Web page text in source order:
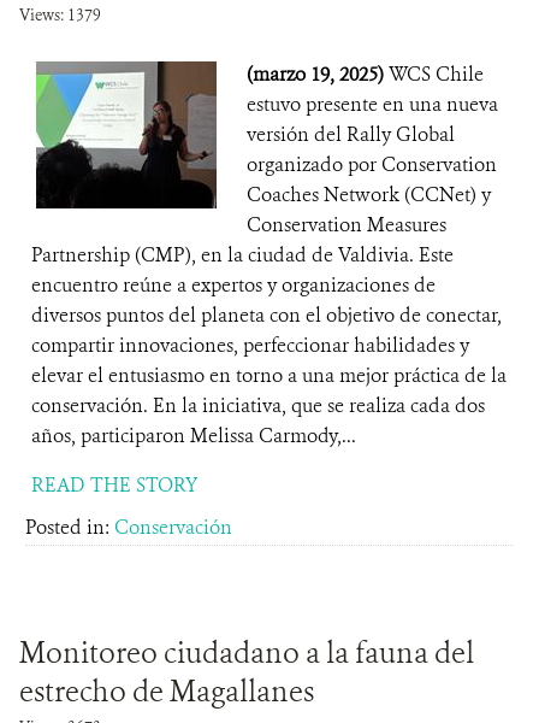
Views: 1379
(marzo 19, 2025)WCS Chile
estuvo presente en una nueva
versión del Rally Global
organizado por Conservation
Coaches Network (CCNet) y
Conservation Measures
Partnership (CMP), en la ciudad de Valdivia. Este
encuentro reúne a expertos y organizaciones de
diversos puntos del planeta con el objetivo de conectar,
compartir innovaciones, perfeccionar habilidades y
elevar el entusiasmo en torno a una mejor práctica de la
conservación. En la iniciativa, que se realiza cada dos
años, participaron Melissa Carmody,...
READ THE STORY
Posted in: Conservación
Monitoreo ciudadano a la fauna del
estrecho de Magallanes